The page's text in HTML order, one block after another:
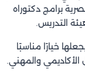
برامج دكتوراه
التدريس.
خيارًا مناسبًا
والمهني.